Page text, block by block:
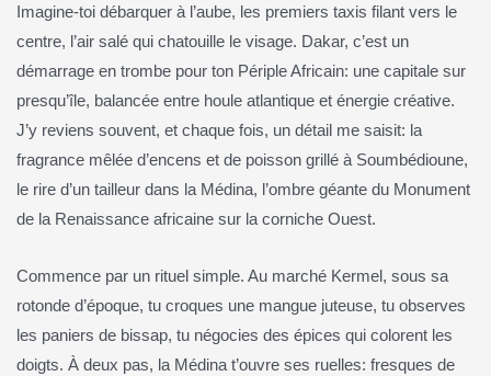
Imagine‑toi débarquer à l’aube, les premiers taxis filant vers le
centre, l’air salé qui chatouille le visage. Dakar, c’est un
démarrage en trombe pour ton Périple Africain: une capitale sur
presqu’île, balancée entre houle atlantique et énergie créative.
J’y reviens souvent, et chaque fois, un détail me saisit: la
fragrance mêlée d’encens et de poisson grillé à Soumbédioune,
le rire d’un tailleur dans la Médina, l’ombre géante du Monument
de la Renaissance africaine sur la corniche Ouest.
Commence par un rituel simple. Au marché Kermel, sous sa
rotonde d’époque, tu croques une mangue juteuse, tu observes
les paniers de bissap, tu négocies des épices qui colorent les
doigts. À deux pas, la Médina t’ouvre ses ruelles: fresques de